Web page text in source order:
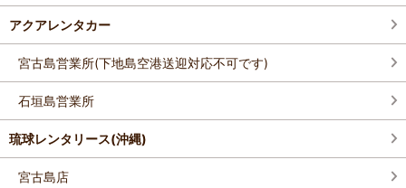
アクアレンタカー
宮古島営業所(下地島空港送迎対応不可です)
石垣島営業所
琉球レンタリース(沖縄)
宮古島店